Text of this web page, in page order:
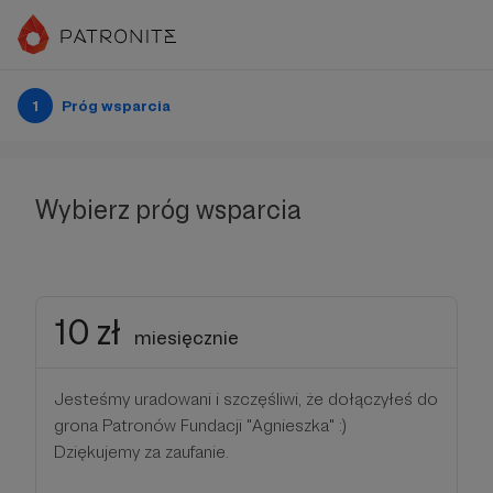
1 Próg wsparcia
Wybierz próg wsparcia
10 zł miesięcznie
Jesteśmy uradowani i szczęśliwi, że dołączyłeś do
grona Patronów Fundacji "Agnieszka" :)
Dziękujemy za zaufanie.